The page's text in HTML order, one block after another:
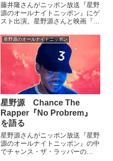
藤井隆さんがニッポン放送『星野
源のオールナイトニッポン』にゲ
スト出演。星野源さんと映画『引
台挨拶にハトのマークの引越セン
ター八王子支店の引越プランナ
ー、細野豪さんとして出演した際
の模様を話していました。今夜の
...
星野源のオールナイトニッポン
星野源 Chance The
Rapper『No Probrem』
を語る
星野源さんがニッポン放送『星野
源のオールナイトニッポン』の中
でチャンス・ザ・ラッパーの